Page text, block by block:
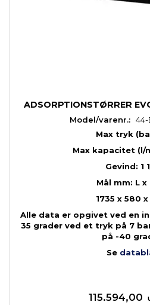
ADSORPTIONSTØRRER
Model/varenr.: 44-
Max tryk
Max kapacitet (l/
Gevind: 1
Mål mm: L x
1735 x 580 x
Alle data er opgivet ved en
35 grader ved et tryk på 7
på -40
Se
115.594,00